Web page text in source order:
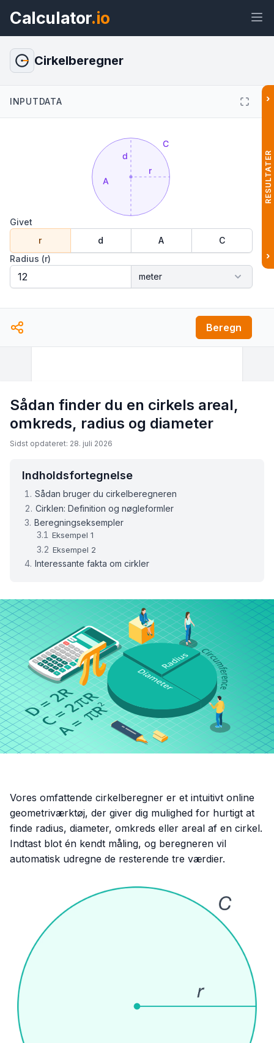
Calculator.io
Forhåndsvisning Cirkelberegner:
Areal, omkreds og formler Widget
Cirkelberegner
INPUTDATA
Givet
r
d A
C
Radius (r)
Beregn
›
RESULTATER
›
Sådan finder du en cirkels areal,
omkreds, radius og diameter
Sidst opdateret: 28. juli 2026
Indholdsfortegnelse
Sådan bruger du cirkelberegneren
Cirklen: Definition og nøgleformler
Beregningseksempler
Eksempel 1
Eksempel 2
Interessante fakta om cirkler
Vores omfattende cirkelberegner er et intuitivt online
geometriværktøj, der giver dig mulighed for hurtigt at
finde radius, diameter, omkreds eller areal af en cirkel.
Indtast blot én kendt måling, og beregneren vil
automatisk udregne de resterende tre værdier.